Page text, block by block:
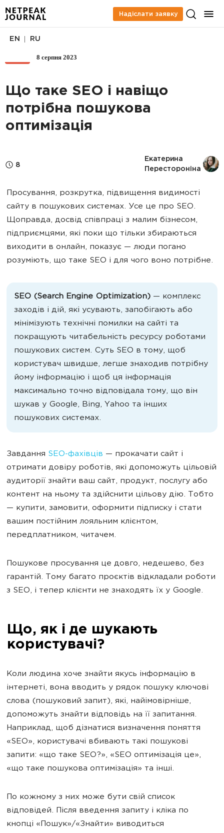
Надіслати заявку
8 серпня 2023
EN RU
Що таке SEO і навіщо
потрібна пошукова
оптимізація
8
Екатерина
Перестороніна
Просування, розкрутка, підвищення видимості
сайту в пошукових системах. Усе це про SEO.
Щоправда, досвід співпраці з малим бізнесом,
підприємцями, які поки що тільки збираються
виходити в онлайн, показує — люди погано
розуміють, що таке SEO і для чого воно потрібне.
SEO (Search Engine Optimization) — комплекс
заходів і дій, які усувають, запобігають або
мінімізують технічні помилки на сайті та
покращують читабельність ресурсу роботами
пошукових систем. Суть SEO в тому, щоб
користувач швидше, легше знаходив потрібну
йому інформацію і щоб ця інформація
максимально точно відповідала тому, що він
шукав у Google, Bing, Yahoo та інших
пошукових системах.
Завдання SEO-фахівців — прокачати сайт і
отримати довіру роботів, які допоможуть цільовій
аудиторії знайти ваш сайт, продукт, послугу або
контент на ньому та здійснити цільову дію. Тобто
— купити, замовити, оформити підписку і стати
вашим постійним лояльним клієнтом,
передплатником, читачем.
Пошукове просування це довго, недешево, без
гарантій. Тому багато проєктів відкладали роботи
з SEO, і тепер клієнти не знаходять їх у Google.
Що, як і де шукають
користувачі?
Коли людина хоче знайти якусь інформацію в
інтернеті, вона вводить у рядок пошуку ключові
слова (пошуковий запит), які, найімовірніше,
допоможуть знайти відповідь на її запитання.
Наприклад, щоб дізнатися визначення поняття
«SEO», користувачі вбивають такі пошукові
запити: «що таке SEO?», «SEO оптимізація це»,
«що таке пошукова оптимізація» та інші.
По кожному з них може бути свій список
відповідей. Після введення запиту і кліка по
кнопці «Пошук»/«Знайти» виводиться